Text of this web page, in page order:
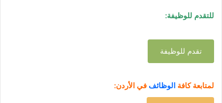
للتقدم للوظيفة:
تقدم للوظيفة
لمتابعة كافة الوظائف في الأردن: